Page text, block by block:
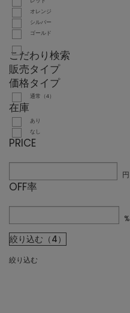
オレンジ
シルバー
ゴールド
こだわり検索
販売タイプ
価格タイプ
通常（4）
在庫
あり
なし
PRICE
円
OFF率
%
絞り込む（4）
絞り込む